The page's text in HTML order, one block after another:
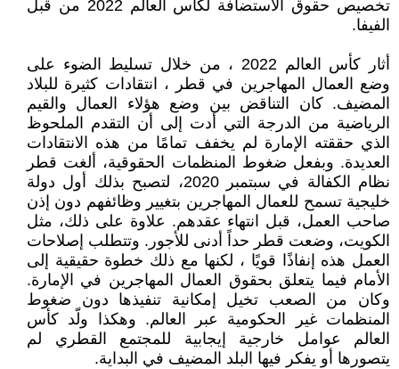
تخصيص حقوق الاستضافة لكأس العالم 2022 من قبل
الفيفا.
أثار كأس العالم 2022 ، من خلال تسليط الضوء على
وضع العمال المهاجرين في قطر ، انتقادات كثيرة للبلاد
المضيف. كان التناقض بين وضع هؤلاء العمال والقيم
الرياضية من الدرجة التي أدت إلى أن التقدم الملحوظ
الذي حققته الإمارة لم يخفف تمامًا من هذه الانتقادات
العديدة. وبفعل ضغوط المنظمات الحقوقية، ألغت قطر
نظام الكفالة في سبتمبر 2020، لتصبح بذلك أول دولة
خليجية تسمح للعمال المهاجرين بتغيير وظائفهم دون إذن
صاحب العمل، قبل انتهاء عقدهم. علاوة على ذلك، مثل
الكويت، وضعت قطر حداً أدنى للأجور. وتتطلب إصلاحات
العمل هذه إنفاذًا قويًا ، لكنها مع ذلك خطوة حقيقية إلى
الأمام فيما يتعلق بحقوق العمال المهاجرين في الإمارة.
وكان من الصعب تخيل إمكانية تنفيذها دون ضغوط
المنظمات غير الحكومية عبر العالم. وهكذا ولّد كأس
العالم عوامل خارجية إيجابية للمجتمع القطري لم
يتصورها أو يفكر فيها البلد المضيف في البداية.